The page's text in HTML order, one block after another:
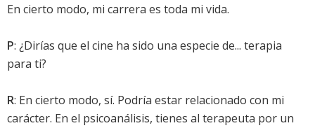
En cierto modo, mi carrera es toda mi vida.
P: ¿Dirías que el cine ha sido una especie de... terapia
para ti?
R: En cierto modo, sí. Podría estar relacionado con mi
carácter. En el psicoanálisis, tienes al terapeuta por un